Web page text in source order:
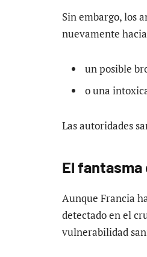
Sin embargo, los
nuevamente
un posible
o una
Las autoridades
El
Aunque Francia
detectado en el
vulnerabilidad